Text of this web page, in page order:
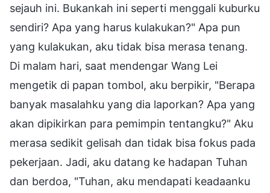
sejauh ini. Bukankah ini seperti menggali kuburku
sendiri? Apa yang harus kulakukan?" Apa pun
yang kulakukan, aku tidak bisa merasa tenang.
Di malam hari, saat mendengar Wang Lei
mengetik di papan tombol, aku berpikir, "Berapa
banyak masalahku yang dia laporkan? Apa yang
akan dipikirkan para pemimpin tentangku?" Aku
merasa sedikit gelisah dan tidak bisa fokus pada
pekerjaan. Jadi, aku datang ke hadapan Tuhan
dan berdoa, "Tuhan, aku mendapati keadaanku